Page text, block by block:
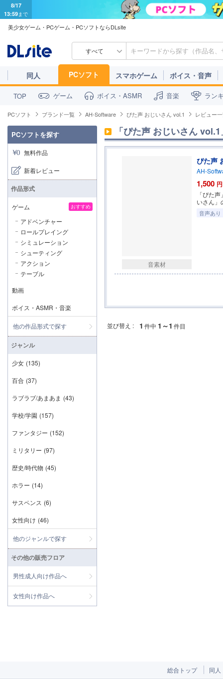
8/17
13:59まで
美少女ゲーム・PCゲーム・PCソフトならDLsite
すべて
同人 PCソフト スマホゲーム ボイス・音声
TOP ゲーム ボイス・ASMR 音楽 ラン
PCソフト ブランド一覧 AH-Software ぴた声 おじいさん vol.1 レビュー
「ぴた声 おじいさん
音素材
ぴた声
AH-
1,500 円
「ぴた
いさん」
音声あり
並び替え : 1 件中 1～1 件目
PCソフトを探す
無料作品
新着レビュー
作品形式
ゲーム おすすめ
アドベンチャー
ロールプレイング
シミュレーション
シューティング
アクション
テーブル
動画
ボイス・ASMR・音楽
他の作品形式で探す
ジャンル
少女 (135)
百合 (37)
ラブラブ/あまあま (43)
学校/学園 (157)
ファンタジー (152)
ミリタリー (97)
歴史/時代物 (45)
ホラー (14)
サスペンス (6)
女性向け (46)
他のジャンルで探す
その他の販売フロア
男性成人向け作品へ
女性向け作品へ
総合トップ 同人